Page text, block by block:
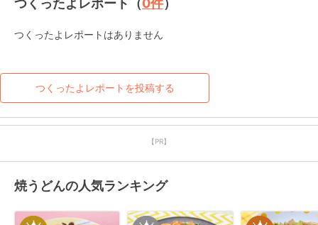
つくったよレポート（0件）
つくったよレポートはありません
つくったよレポートを投稿する
【PR】
焼うどんの人気ランキング